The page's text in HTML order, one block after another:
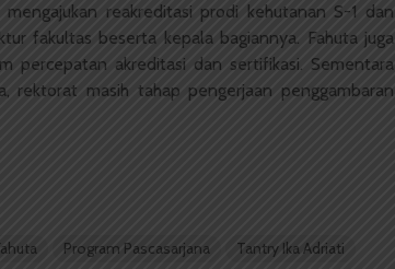
reakreditasi prodi kehutanan S-1 dan
fakultas beserta kepala bagiannya. Fahuta juga
percepatan akreditasi dan sertifikasi. Sementara
rektorat masih tahap pengerjaan penggambaran
Program Pascasarjana
Tantry Ika Adriati